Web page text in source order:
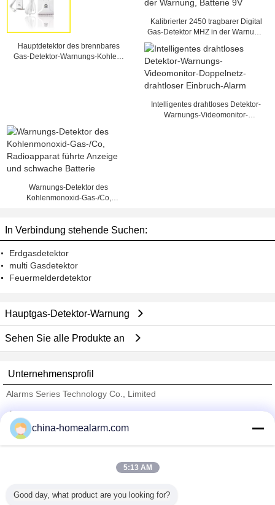
Hauptdetektor des brennbares
Gas-Detektor-Warnungs-Kohlen-
Kalibrierter 2450 tragbarer Digital
Gas-Detektor MHZ in der Warnung,
Intelligentes drahtloses Detektor-
Warnungs-Videomonitor-
Warnungs-Detektor des
Kohlenmonoxid-Gas-/Co,
In Verbindung stehende Suchen:
Erdgasdetektor
multi Gasdetektor
Feuermelderdetektor
Hauptgas-Detektor-Warnung
Sehen Sie alle Produkte an
Unternehmensprofil
Alarms Series Technology Co., Limited
Trust Seal
Verified Suplier
Alle Produkte
china-homealarm.com
5:13 AM
Good day, what product are you looking for?